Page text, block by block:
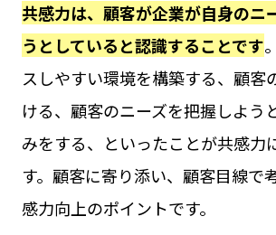
共感力は、顧客が企業が自身のニ
うとしていると認識することです
スしやすい環境を構築する、顧客
ける、顧客のニーズを把握しよう
みをする、といったことが共感力
す。顧客に寄り添い、顧客目線で
感力向上のポイントです。